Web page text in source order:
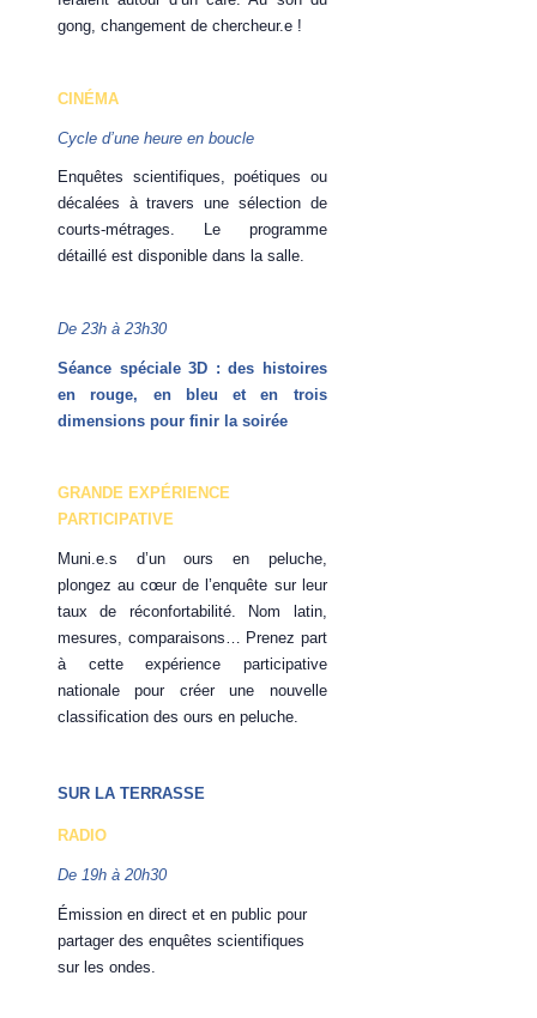
gong, changement de chercheur.e !
CINÉMA
Cycle d’une heure en boucle
Enquêtes scientifiques, poétiques ou
décalées à travers une sélection de
courts-métrages. Le programme
détaillé est disponible dans la salle.
De 23h à 23h30
Séance spéciale 3D : des histoires
en rouge, en bleu et en trois
dimensions pour finir la soirée
GRANDE EXPÉRIENCE
PARTICIPATIVE
Muni.e.s d’un ours en peluche,
plongez au cœur de l’enquête sur leur
taux de réconfortabilité. Nom latin,
mesures, comparaisons… Prenez part
à cette expérience participative
nationale pour créer une nouvelle
classification des ours en peluche.
SUR LA TERRASSE
RADIO
De 19h à 20h30
Émission en direct et en public pour
partager des enquêtes scientifiques
sur les ondes.